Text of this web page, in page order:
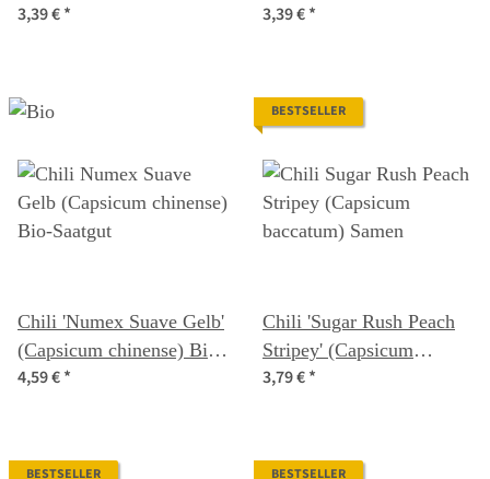
Bio-Saatgut
3,39 €* 3,39 €*
Chili 'Numex Suave Gelb'
(Capsicum chinense) Bio-
Saatgut
4,59 €*
BESTSELLER
Chili 'Sugar Rush Peach
Stripey' (Capsicum
baccatum) Samen
3,79 €*
BESTSELLER BESTSELLER